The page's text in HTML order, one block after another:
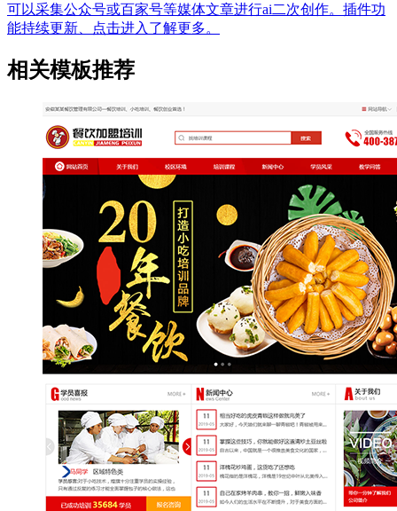
可以采集公众号或百家号等媒体文章进行ai二次创作。插件功
能持续更新、点击进入了解更多。
相关模板推荐